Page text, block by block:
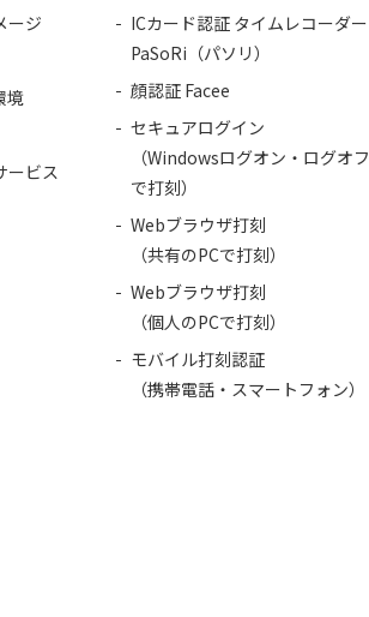
ージ
境
ービス
ICカード認証 タイムレコーダー
PaSoRi（パソリ）
顔認証 Facee
セキュアログイン
（Windowsログオン・ログオフ
で打刻）
Webブラウザ打刻
（共有のPCで打刻）
Webブラウザ打刻
（個人のPCで打刻）
モバイル打刻認証
（携帯電話・スマートフォン）